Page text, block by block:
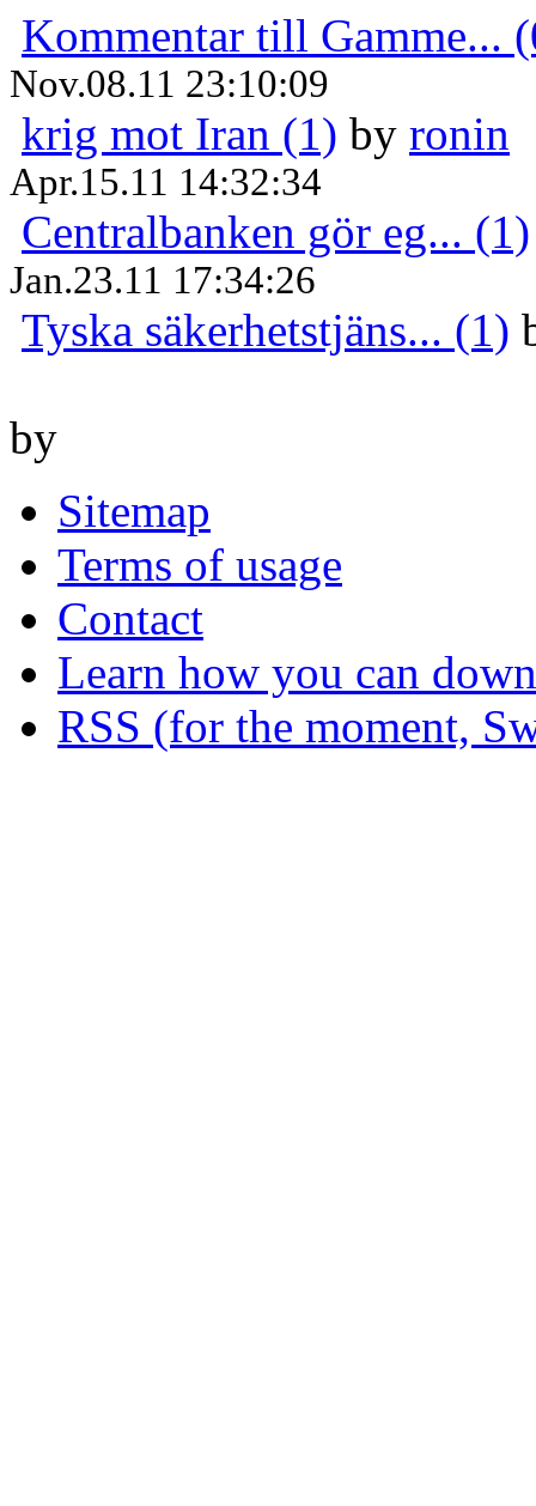
Kommentar till Gamme...
Nov.08.11 23:10:09
krig mot Iran (1) by ronin
Apr.15.11 14:32:34
Centralbanken gör eg... (1)
Jan.23.11 17:34:26
Tyska säkerhetstjäns... (1)
by
Sitemap
Terms of usage
Contact
Learn how you can
RSS (for the moment,